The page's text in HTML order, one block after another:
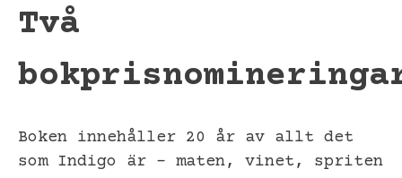
Två
Boken innehåller 20 år av allt det
som Indigo är – maten, vinet, spriten